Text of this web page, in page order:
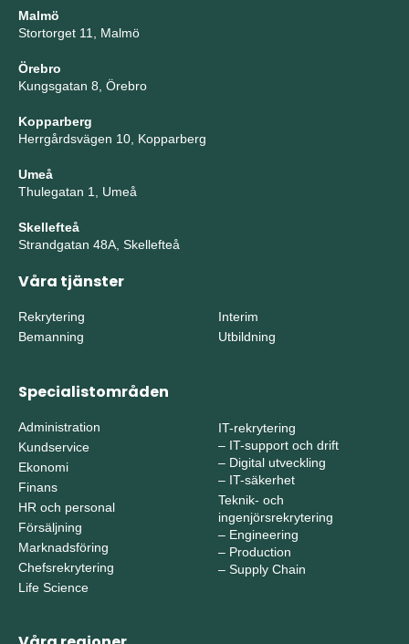
Malmö
Stortorget 11, Malmö
Örebro
Kungsgatan 8, Örebro
Kopparberg
Herrgårdsvägen 10, Kopparberg
Umeå
Thulegatan 1, Umeå
Skellefteå
Strandgatan 48A, Skellefteå
Våra tjänster
Rekrytering
Bemanning
Interim
Utbildning
Specialistområden
Administration
Kundservice
Ekonomi
Finans
HR och personal
Försäljning
Marknadsföring
Chefsrekrytering
Life Science
IT-rekrytering
– IT-support och drift
– Digital utveckling
– IT-säkerhet
Teknik- och
ingenjörsrekrytering
– Engineering
– Production
– Supply Chain